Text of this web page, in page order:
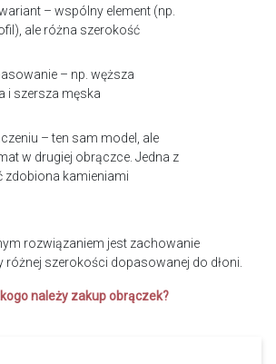
– wspólny element (np.
ale różna szerokość
– np. węższa
i szersza męska
– ten sam model, ale
w drugiej obrączce. Jedna z
zdobiona kamieniami
rozwiązaniem jest zachowanie
szerokości dopasowanej do dłoni.
kogo należy zakup obrączek?